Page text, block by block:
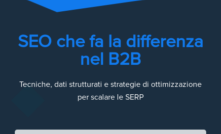
SEO che fa la differenza
nel B2B
Tecniche, dati strutturati e strategie di ottimizzazione
per scalare le SERP